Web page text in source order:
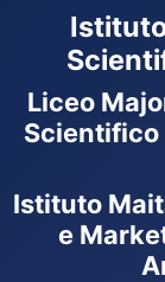
Liceo
Scientifico
Istituto
e